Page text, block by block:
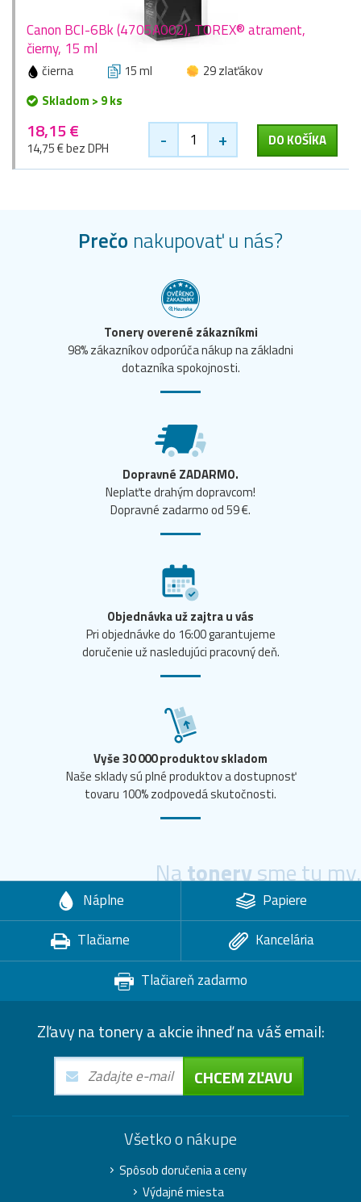
Canon BCI-6Bk (4705A002), TOREX® atrament,
čierny, 15 ml
čierna 15 ml
29 zlaťákov
Skladom > 9 ks
18,15 €
14,75 € bez DPH - + DO KOŠÍKA
Prečo nakupovať u nás?
Tonery overené zákazníkmi
98% zákazníkov odporúča nákup na základni
dotazníka spokojnosti.
Dopravné ZADARMO.
Neplaťte drahým dopravcom!
Dopravné zadarmo od 59 €.
Objednávka už zajtra u vás
Pri objednávke do 16:00 garantujeme
doručenie už nasledujúci pracovný deň.
Vyše 30 000 produktov skladom
Naše sklady sú plné produktov a dostupnosť
tovaru 100% zodpovedá skutočnosti.
Natonerysme tu my.
Náplne
Papiere
Tlačiarne
Kancelária
Tlačiareň zadarmo
Zľavy na tonery a akcie ihneď na váš email:
CHCEM ZĽAVU
Všetko o nákupe
Spôsob doručenia a ceny
Výdajné miesta